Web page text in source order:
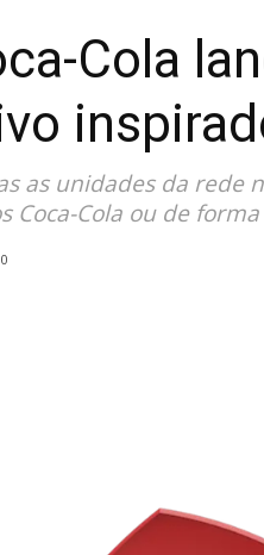
Cola
as unidades da
Coca-Cola ou de
0